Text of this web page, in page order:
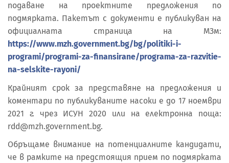
подаване на проектните предложения по
подмярката. Пакетът с документи е публикуван на
официалната страница на МЗм:
https://www.mzh.government.bg/bg/politiki-i-
programi/programi-za-finansirane/programa-za-razvitie-
na-selskite-rayoni/
Крайният срок за представяне на предложения и
коментари по публикуваните насоки е до 17 ноември
2021 г. чрез ИСУН 2020 или на електронна поща:
rdd@mzh.government.bg.
Обръщаме внимание на потенциалните кандидати,
че в рамките на предстоящия прием по подмярката